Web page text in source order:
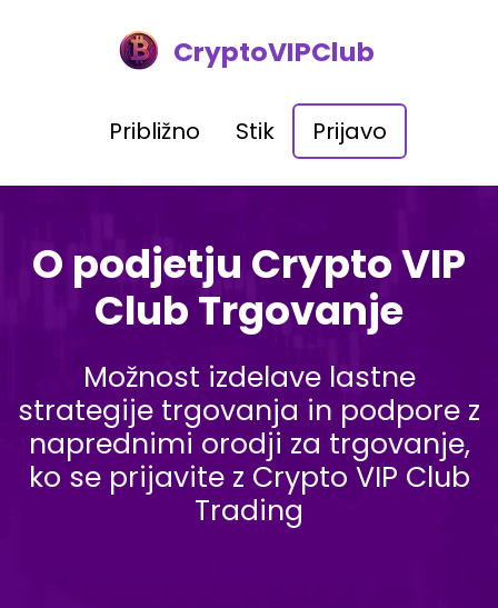
CryptoVIPClub
Približno Stik Prijavo
O podjetju Crypto VIP
Club Trgovanje
Možnost izdelave lastne
strategije trgovanja in podpore z
naprednimi orodji za trgovanje,
ko se prijavite z Crypto VIP Club
Trading